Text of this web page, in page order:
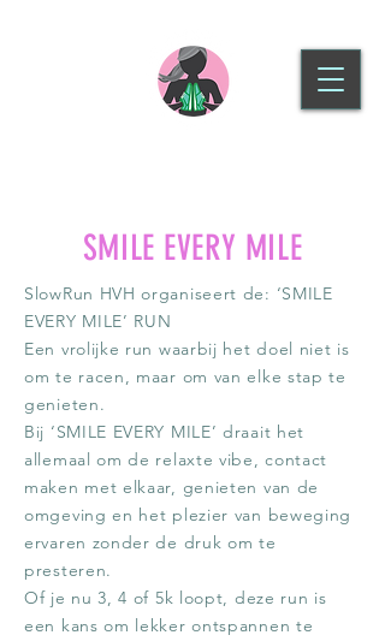
SMILE EVERY MILE
SlowRun HVH organiseert de: ‘SMILE
EVERY MILE’ RUN
Een vrolijke run waarbij het doel niet is
om te racen, maar om van elke stap te
genieten.
Bij ‘SMILE EVERY MILE’ draait het
allemaal om de relaxte vibe, contact
maken met elkaar, genieten van de
omgeving en het plezier van beweging
ervaren zonder de druk om te
presteren.
Of je nu 3, 4 of 5k loopt, deze run is
een kans om lekker ontspannen te